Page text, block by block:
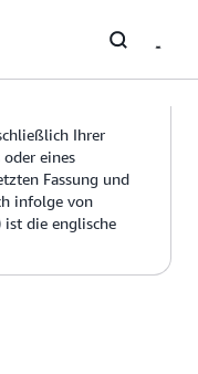
Ihrer
eines
Fassung und
infolge von
ist die englische